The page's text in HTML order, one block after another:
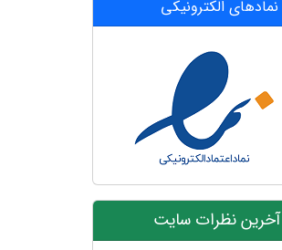
نمادهای الکترونیکی
آخرین نظرات سایت